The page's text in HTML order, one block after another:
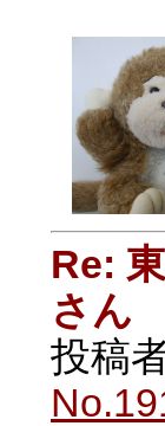
Re:
さん
投稿